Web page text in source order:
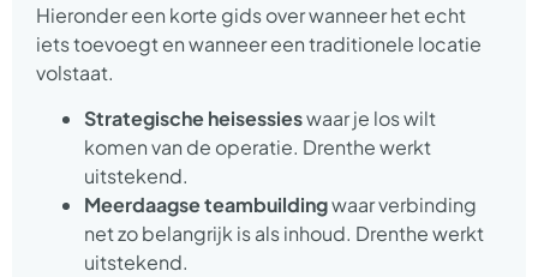
Hieronder een korte gids over wanneer het echt
iets toevoegt en wanneer een traditionele locatie
volstaat.
Strategische heisessieswaar je los wilt
komen van de operatie. Drenthe werkt
uitstekend.
Meerdaagse teambuildingwaar verbinding
net zo belangrijk is als inhoud. Drenthe werkt
uitstekend.